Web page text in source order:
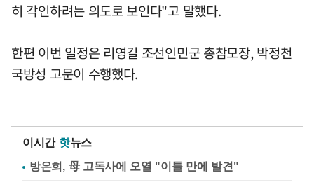
히 각인하려는 의도로 보인다"고 말했다.
한편 이번 일정은 리영길 조선인민군 총참모장, 박정천
국방성 고문이 수행했다.
이시간 핫뉴스
방은희, 母 고독사에 오열 "이틀 만에 발견"